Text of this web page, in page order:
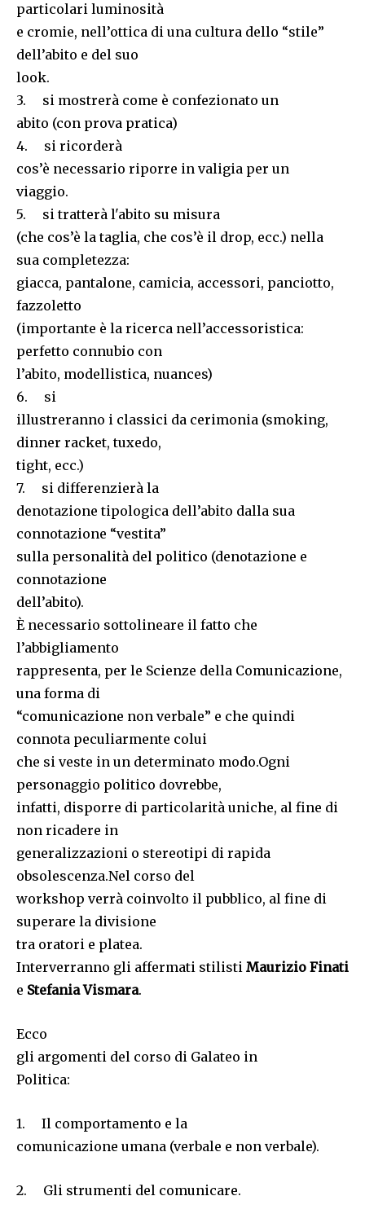
particolari luminosità
e cromie, nell’ottica di una cultura dello “stile”
dell’abito e del suo
look.
3. si mostrerà come è confezionato un
abito (con prova pratica)
4. si ricorderà
cos’è necessario riporre in valigia per un
viaggio.
5. si tratterà l'abito su misura
(che cos’è la taglia, che cos’è il drop, ecc.) nella
sua completezza:
giacca, pantalone, camicia, accessori, panciotto,
fazzoletto
(importante è la ricerca nell’accessoristica:
perfetto connubio con
l’abito, modellistica, nuances)
6. si
illustreranno i classici da cerimonia (smoking,
dinner racket, tuxedo,
tight, ecc.)
7. si differenzierà la
denotazione tipologica dell’abito dalla sua
connotazione “vestita”
sulla personalità del politico (denotazione e
connotazione
dell’abito).
È necessario sottolineare il fatto che
l’abbigliamento
rappresenta, per le Scienze della Comunicazione,
una forma di
“comunicazione non verbale” e che quindi
connota peculiarmente colui
che si veste in un determinato modo.Ogni
personaggio politico dovrebbe,
infatti, disporre di particolarità uniche, al fine di
non ricadere in
generalizzazioni o stereotipi di rapida
obsolescenza.Nel corso del
workshop verrà coinvolto il pubblico, al fine di
superare la divisione
tra oratori e platea.
Interverranno gli affermati stilisti Maurizio Finati
e Stefania Vismara.
Ecco
gli argomenti del corso di Galateo in
Politica:
1. Il comportamento e la
comunicazione umana (verbale e non verbale).
2. Gli strumenti del comunicare.